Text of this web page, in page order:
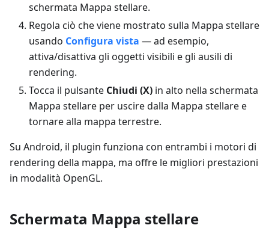
schermata Mappa stellare.
Regola ciò che viene mostrato sulla Mappa stellare
usando Configura vista — ad esempio,
attiva/disattiva gli oggetti visibili e gli ausili di
rendering.
Tocca il pulsante Chiudi (X) in alto nella schermata
Mappa stellare per uscire dalla Mappa stellare e
tornare alla mappa terrestre.
Su Android, il plugin funziona con entrambi i motori di
rendering della mappa, ma offre le migliori prestazioni
in modalità OpenGL.
Schermata Mappa stellare